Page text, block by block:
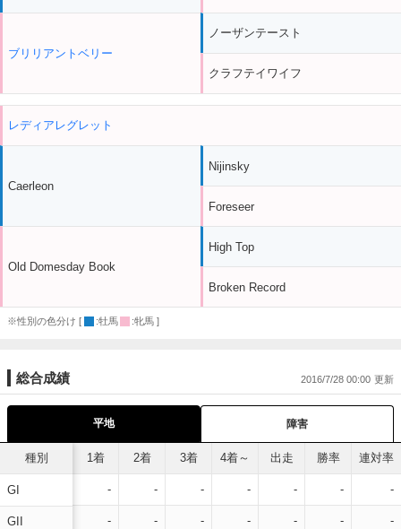
ブリリアントベリー
ノーザンテースト
クラフテイワイフ
レディアレグレット
Caerleon
Old Domesday Book
Nijinsky
Foreseer
High Top
Broken Record
※性別の色分け [ :牡馬 :牝馬 ]
総合成績 2016/7/28 00:00
平地 障害
種別
GI
GII
1着 2着 3着 4着～ 出走 勝率 連対率
- - - - - - -
- - - - - - -